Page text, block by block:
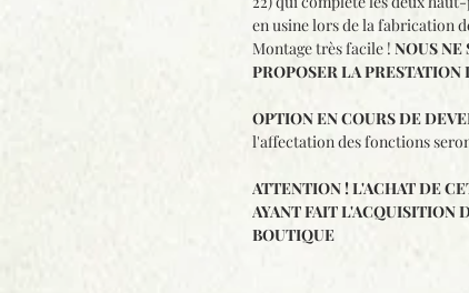
en usine lors de la fabrication
Montage très facile ! NOUS NE
PROPOSER LA
OPTION EN COURS DE
l'affectation des fonctions
ATTENTION ! L'ACHAT DE
AYANT FAIT L'ACQUISITION
BOUTIQUE